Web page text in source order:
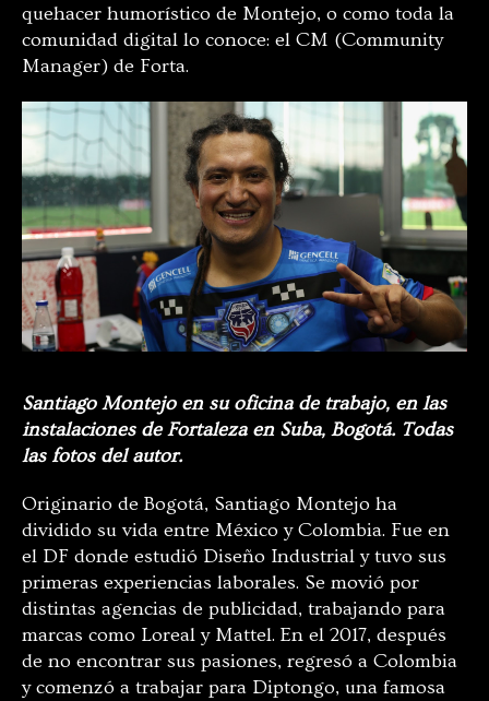
quehacer humorístico de Montejo, o como toda la
comunidad digital lo conoce: el CM (Community
Manager) de Forta.
Santiago Montejo en su oficina de trabajo, en las
instalaciones de Fortaleza en Suba, Bogotá. Todas
las fotos del autor.
Originario de Bogotá, Santiago Montejo ha
dividido su vida entre México y Colombia. Fue en
el DF donde estudió Diseño Industrial y tuvo sus
primeras experiencias laborales. Se movió por
distintas agencias de publicidad, trabajando para
marcas como Loreal y Mattel. En el 2017, después
de no encontrar sus pasiones, regresó a Colombia
y comenzó a trabajar para Diptongo, una famosa